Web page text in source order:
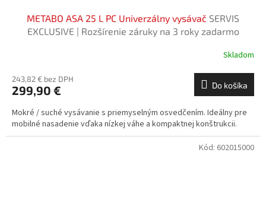
METABO ASA 25 L PC Univerzálny vysávač SERVIS
EXCLUSIVE | Rozšírenie záruky na 3 roky zadarmo
Skladom
243,82 € bez DPH
299,90 € Do košíka
Mokré / suché vysávanie s priemyselným osvedčením. Ideálny pre
mobilné nasadenie vďaka nízkej váhe a kompaktnej konštrukcii.
Kód: 602015000